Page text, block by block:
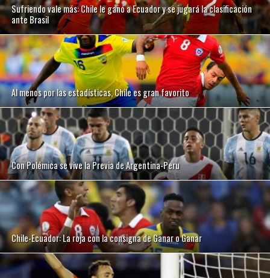
Sufriendo vale más: Chile le ganó a Ecuador y se jugará la clasificación
ante Brasil
Al menos por las estadísticas, Chile es gran favorito
Con Polémica se vive la Previa de Argentina-Peru
Chile-Ecuador: La roja con la consigna de Ganar o Ganar